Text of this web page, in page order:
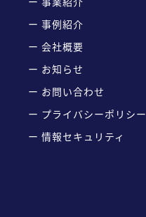
ー 事例紹介
ー 会社概要
ー お知らせ
ー お問い合わせ
ー プライバシーポリシー
ー 情報セキュリティ